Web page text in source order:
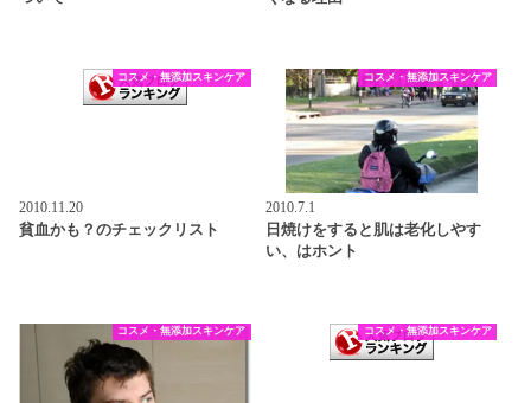
コスメ・無添加スキンケア
2010.11.20
貧血かも？のチェックリスト
コスメ・無添加スキンケア
2010.7.1
日焼けをすると肌は老化しやす
い、はホント
コスメ・無添加スキンケア コスメ・無添加スキンケア